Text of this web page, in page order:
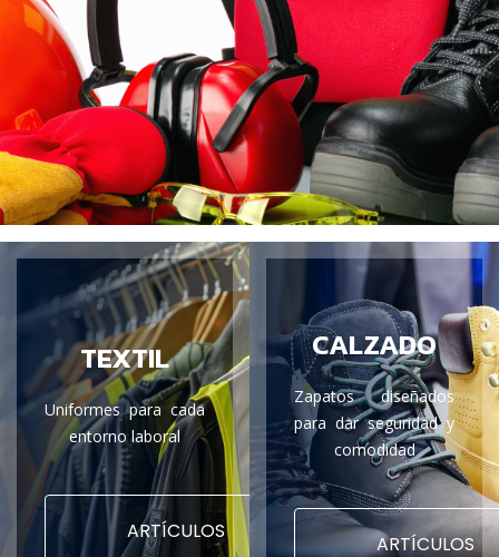
TEXTIL
Uniformes para cada
entorno laboral
ARTÍCULOS
CALZADO
Zapatos diseñados
para dar seguridad y
comodidad
ARTÍCULOS